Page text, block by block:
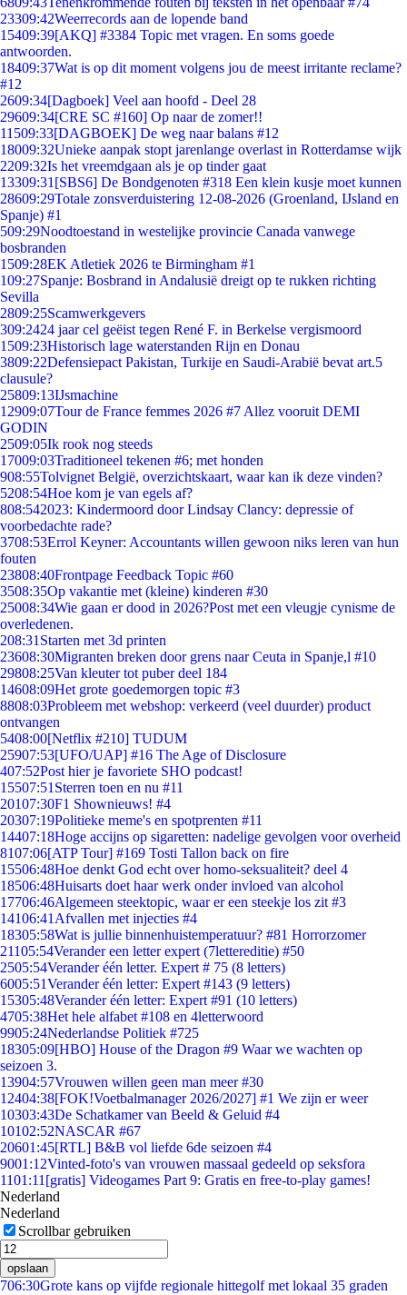
23309:42Weerrecords aan de lopende band
15409:39[AKQ] #3384 Topic met vragen. En soms goede
antwoorden.
18409:37Wat is op dit moment volgens jou de meest irritante reclame?
#12
2609:34[Dagboek] Veel aan hoofd - Deel 28
29609:34[CRE SC #160] Op naar de zomer!!
11509:33[DAGBOEK] De weg naar balans #12
18009:32Unieke aanpak stopt jarenlange overlast in Rotterdamse wijk
2209:32Is het vreemdgaan als je op tinder gaat
13309:31 [SBS6] De Bondgenoten #318 Een klein kusje moet kunnen
28609:29Totale zonsverduistering 12-08-2026 (Groenland, IJsland en
Spanje) #1
509:29Noodtoestand in westelijke provincie Canada vanwege
bosbranden
1509:28EK Atletiek 2026 te Birmingham #1
109:27Spanje: Bosbrand in Andalusië dreigt op te rukken richting
Sevilla
2809:25Scamwerkgevers
309:2424 jaar cel geëist tegen René F. in Berkelse vergismoord
1509:23Historisch lage waterstanden Rijn en Donau
3809:22Defensiepact Pakistan, Turkije en Saudi-Arabië bevat art.5
clausule?
25809:13IJsmachine
12909:07Tour de France femmes 2026 #7 Allez vooruit DEMI
GODIN
2509:05Ik rook nog steeds
17009:03Traditioneel tekenen #6; met honden
908:55Tolvignet België, overzichtskaart, waar kan ik deze vinden?
5208:54Hoe kom je van egels af?
808:542023: Kindermoord door Lindsay Clancy: depressie of
voorbedachte rade?
3708:53Errol Keyner: Accountants willen gewoon niks leren van hun
fouten
23808:40Frontpage Feedback Topic #60
3508:35Op vakantie met (kleine) kinderen #30
25008:34Wie gaan er dood in 2026?Post met een vleugje cynisme de
overledenen.
208:31 Starten met 3d printen
23608:30Migranten breken door grens naar Ceuta in Spanje,l #10
29808:25Van kleuter tot puber deel 184
14608:09Het grote goedemorgen topic #3
8808:03Probleem met webshop: verkeerd (veel duurder) product
ontvangen
5408:00[Netflix #210] TUDUM
25907:53[UFO/UAP] #16 The Age of Disclosure
407:52Post hier je favoriete SHO podcast!
15507:51 Sterren toen en nu #11
20107:30F1 Shownieuws! #4
20307:19Politieke meme's en spotprenten #11
14407:18Hoge accijns op sigaretten: nadelige gevolgen voor overheid
8107:06[ATP Tour] #169 Tosti Tallon back on fire
15506:48Hoe denkt God echt over homo-seksualiteit? deel 4
18506:48Huisarts doet haar werk onder invloed van alcohol
17706:46Algemeen steektopic, waar er een steekje los zit #3
14106:41 Afvallen met injecties #4
18305:58Wat is jullie binnenhuistemperatuur? #81 Horrorzomer
21105:54Verander een letter expert (7lettereditie) #50
2505:54Verander één letter. Expert # 75 (8 letters)
6005:51Verander één letter: Expert #143 (9 letters)
15305:48Verander één letter: Expert #91 (10 letters)
4705:38Het hele alfabet #108 en 4letterwoord
9905:24Nederlandse Politiek #725
18305:09[HBO] House of the Dragon #9 Waar we wachten op
seizoen 3.
13904:57Vrouwen willen geen man meer #30
12404:38[FOK!Voetbalmanager 2026/2027] #1 We zijn er weer
10303:43De Schatkamer van Beeld & Geluid #4
10102:52NASCAR #67
20601:45[RTL] B&B vol liefde 6de seizoen #4
9001:12Vinted-foto's van vrouwen massaal gedeeld op seksfora
1101:11 [gratis] Videogames Part 9: Gratis en free-to-play games!
Nederland
Nederland
Scrollbar gebruiken
opslaan
706:30Grote kans op vijfde regionale hittegolf met lokaal 35 graden